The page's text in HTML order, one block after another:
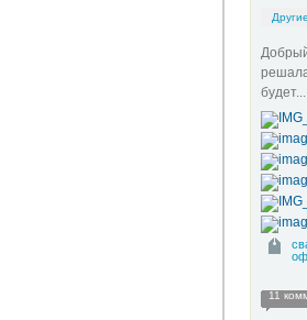
11